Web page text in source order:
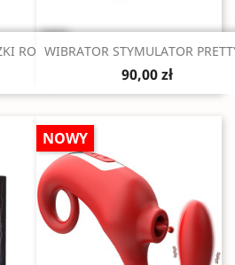
ROMP... Szybki podgląd
WIBRATOR STYMULATOR
90,00 zł
NOWY